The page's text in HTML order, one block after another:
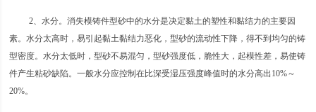
2、水分。消失模铸件型砂中的水分是决定黏土的塑性和黏结力的主要因
素。水分太高时，易引起黏土黏结力恶化，型砂的流动性下降，得不到均匀的铸
型密度。水分太低时，型砂不易混匀，型砂强度低，脆性大，起模性差，易使铸
件产生粘砂缺陷。一般水分应控制在比深受湿压强度峰值时的水分高出10%～
20%。